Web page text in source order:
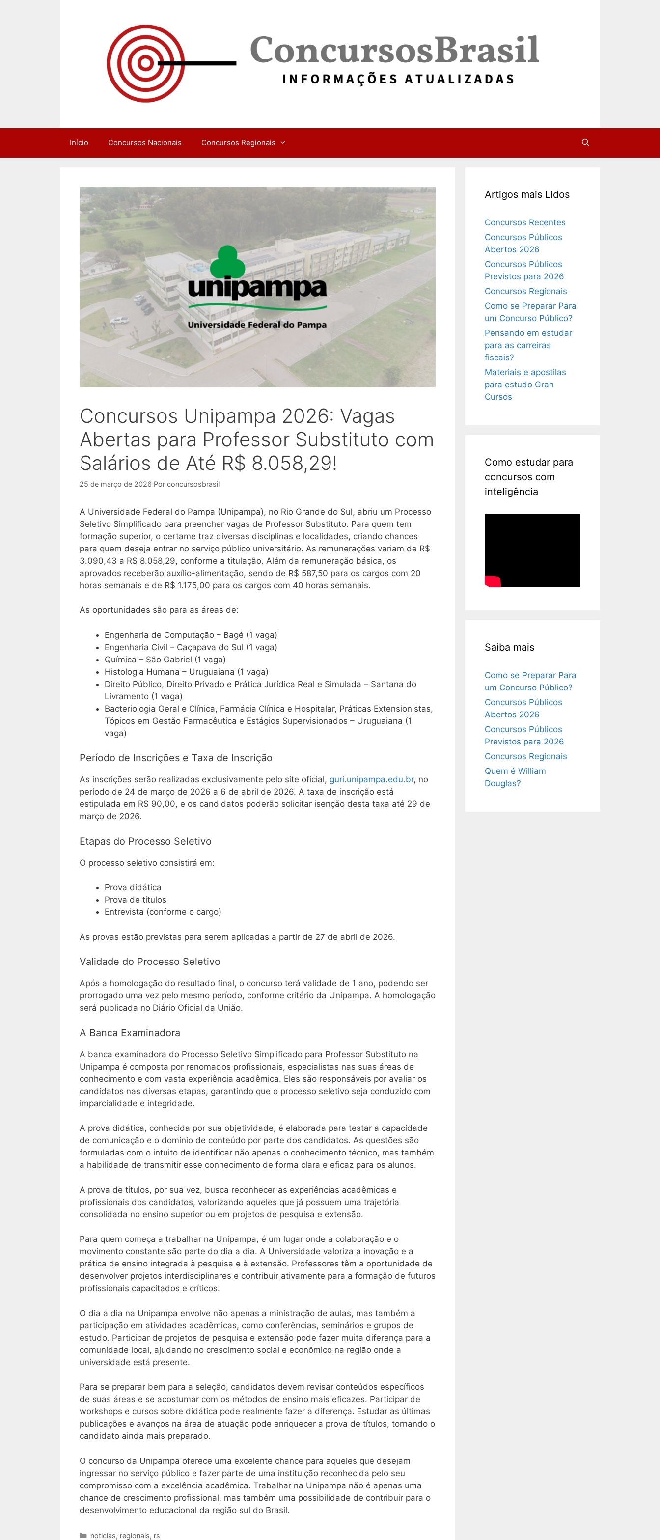
Início Concursos Nacionais Concursos Regionais
Concursos Unipampa 2026: Vagas
Abertas para Professor Substituto com
Salários de Até R$ 8.058,29!
25 de março de 2026 Por concursosbrasil
A Universidade Federal do Pampa (Unipampa), no Rio Grande do Sul, abriu um Processo
Seletivo Simplificado para preencher vagas de Professor Substituto. Para quem tem
formação superior, o certame traz diversas disciplinas e localidades, criando chances
para quem deseja entrar no serviço público universitário. As remunerações variam de R$
3.090,43 a R$ 8.058,29, conforme a titulação. Além da remuneração básica, os
aprovados receberão auxílio-alimentação, sendo de R$ 587,50 para os cargos com 20
horas semanais e de R$ 1.175,00 para os cargos com 40 horas semanais.
As oportunidades são para as áreas de:
Engenharia de Computação – Bagé (1 vaga)
Engenharia Civil – Caçapava do Sul (1 vaga)
Química – São Gabriel (1 vaga)
Histologia Humana – Uruguaiana (1 vaga)
Direito Público, Direito Privado e Prática Jurídica Real e Simulada – Santana do
Livramento (1 vaga)
Bacteriologia Geral e Clínica, Farmácia Clínica e Hospitalar, Práticas Extensionistas,
Tópicos em Gestão Farmacêutica e Estágios Supervisionados – Uruguaiana (1
vaga)
Período de Inscrições e Taxa de Inscrição
As inscrições serão realizadas exclusivamente pelo site oficial, guri.unipampa.edu.br, no
período de 24 de março de 2026 a 6 de abril de 2026. A taxa de inscrição está
estipulada em R$ 90,00, e os candidatos poderão solicitar isenção desta taxa até 29 de
março de 2026.
Etapas do Processo Seletivo
O processo seletivo consistirá em:
Prova didática
Prova de títulos
Entrevista (conforme o cargo)
As provas estão previstas para serem aplicadas a partir de 27 de abril de 2026.
Validade do Processo Seletivo
Após a homologação do resultado final, o concurso terá validade de 1 ano, podendo ser
prorrogado uma vez pelo mesmo período, conforme critério da Unipampa. A homologação
será publicada no Diário Oficial da União.
A Banca Examinadora
A banca examinadora do Processo Seletivo Simplificado para Professor Substituto na
Unipampa é composta por renomados profissionais, especialistas nas suas áreas de
conhecimento e com vasta experiência acadêmica. Eles são responsáveis por avaliar os
candidatos nas diversas etapas, garantindo que o processo seletivo seja conduzido com
imparcialidade e integridade.
A prova didática, conhecida por sua objetividade, é elaborada para testar a capacidade
de comunicação e o domínio de conteúdo por parte dos candidatos. As questões são
formuladas com o intuito de identificar não apenas o conhecimento técnico, mas também
a habilidade de transmitir esse conhecimento de forma clara e eficaz para os alunos.
A prova de títulos, por sua vez, busca reconhecer as experiências acadêmicas e
profissionais dos candidatos, valorizando aqueles que já possuem uma trajetória
consolidada no ensino superior ou em projetos de pesquisa e extensão.
Para quem começa a trabalhar na Unipampa, é um lugar onde a colaboração e o
movimento constante são parte do dia a dia. A Universidade valoriza a inovação e a
prática de ensino integrada à pesquisa e à extensão. Professores têm a oportunidade de
desenvolver projetos interdisciplinares e contribuir ativamente para a formação de futuros
profissionais capacitados e críticos.
O dia a dia na Unipampa envolve não apenas a ministração de aulas, mas também a
participação em atividades acadêmicas, como conferências, seminários e grupos de
estudo. Participar de projetos de pesquisa e extensão pode fazer muita diferença para a
comunidade local, ajudando no crescimento social e econômico na região onde a
universidade está presente.
Para se preparar bem para a seleção, candidatos devem revisar conteúdos específicos
de suas áreas e se acostumar com os métodos de ensino mais eficazes. Participar de
workshops e cursos sobre didática pode realmente fazer a diferença. Estudar as últimas
publicações e avanços na área de atuação pode enriquecer a prova de títulos, tornando o
candidato ainda mais preparado.
O concurso da Unipampa oferece uma excelente chance para aqueles que desejam
ingressar no serviço público e fazer parte de uma instituição reconhecida pelo seu
compromisso com a excelência acadêmica. Trabalhar na Unipampa não é apenas uma
chance de crescimento profissional, mas também uma possibilidade de contribuir para o
desenvolvimento educacional da região sul do Brasil.
Categorias
noticias, regionais, rs
Artigos mais Lidos
Concursos Recentes
Concursos Públicos
Abertos 2026
Concursos Públicos
Previstos para 2026
Concursos Regionais
Como se Preparar Para
um Concurso Público?
Pensando em estudar
para as carreiras
fiscais?
Materiais e apostilas
para estudo Gran
Cursos
Como estudar para
concursos com
inteligência
Saiba mais
Como se Preparar Para
um Concurso Público?
Concursos Públicos
Abertos 2026
Concursos Públicos
Previstos para 2026
Concursos Regionais
Quem é William
Douglas?